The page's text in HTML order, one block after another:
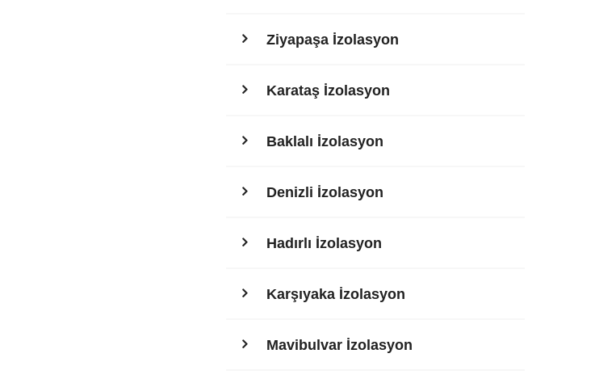
Ziyapaşa İzolasyon
Karataş İzolasyon
Baklalı İzolasyon
Denizli İzolasyon
Hadırlı İzolasyon
Karşıyaka İzolasyon
Mavibulvar İzolasyon